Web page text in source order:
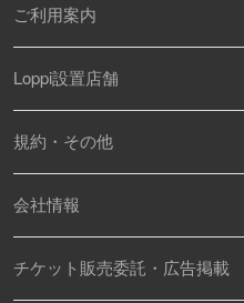
ご利用案内
Loppi設置店舗
規約・その他
会社情報
チケット販売委託・広告掲載